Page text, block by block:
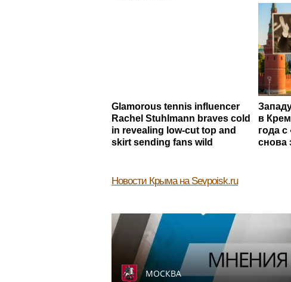
Glamorous tennis influencer
Rachel Stuhlmann braves cold
in revealing low-cut top and
skirt sending fans wild
в
года
снова
Новости Крыма на Sevpoisk.ru
МОСКВА